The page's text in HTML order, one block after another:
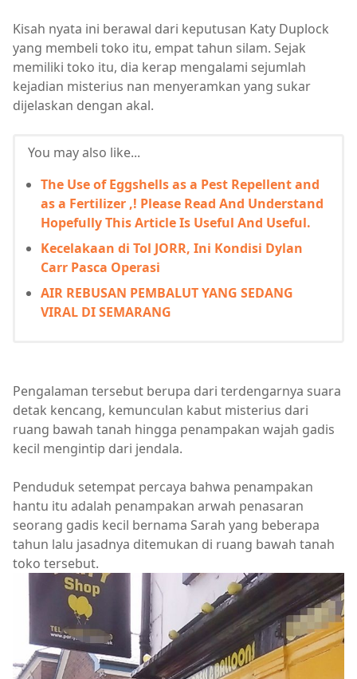
Kisah nyata ini berawal dari keputusan Katy Duplock
yang membeli toko itu, empat tahun silam. Sejak
memiliki toko itu, dia kerap mengalami sejumlah
kejadian misterius nan menyeramkan yang sukar
dijelaskan dengan akal.
You may also like...
The Use of Eggshells as a Pest Repellent and
as a Fertilizer ,! Please Read And Understand
Hopefully This Article Is Useful And Useful.
Kecelakaan di Tol JORR, Ini Kondisi Dylan
Carr Pasca Operasi
AIR REBUSAN PEMBALUT YANG SEDANG
VIRAL DI SEMARANG
Pengalaman tersebut berupa dari terdengarnya suara
detak kencang, kemunculan kabut misterius dari
ruang bawah tanah hingga penampakan wajah gadis
kecil mengintip dari jendala.
Penduduk setempat percaya bahwa penampakan
hantu itu adalah penampakan arwah penasaran
seorang gadis kecil bernama Sarah yang beberapa
tahun lalu jasadnya ditemukan di ruang bawah tanah
toko tersebut.